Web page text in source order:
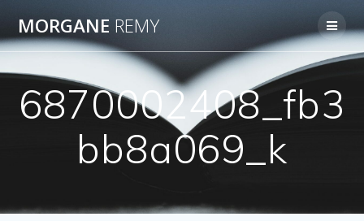
MORGANE REMY
6870002408_fb3
bb8a069_k